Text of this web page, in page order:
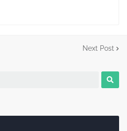
Next Post